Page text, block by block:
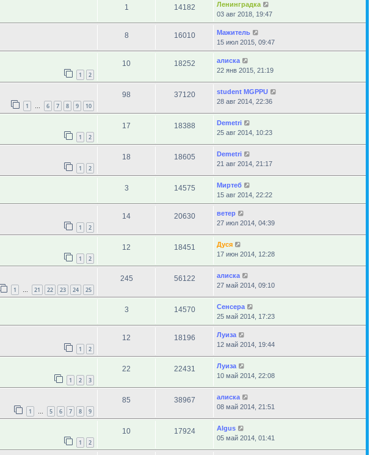
1 14182
Ленинградка
03 авг 2018, 19:47
8 16010
Мажитель
15 июл 2015, 09:47
1 2
10 18252
алиска
22 янв 2015, 21:19
1 … 6 7 8 9 10
98 37120
student MGPPU
28 авг 2014, 22:36
1 2
17 18388
Demetri
25 авг 2014, 10:23
1 2
18 18605
Demetri
21 авг 2014, 21:17
3 14575
Миртеб
15 авг 2014, 22:22
1 2
14 20630
ветер
27 июл 2014, 04:39
1 2
12 18451
Дуся
17 июн 2014, 12:28
1 … 21 22 23 24 25
245 56122
алиска
27 май 2014, 09:10
3 14570
Сенсера
25 май 2014, 17:23
1 2
12 18196
Луиза
12 май 2014, 19:44
1 2 3
22 22431
Луиза
10 май 2014, 22:08
1 … 5 6 7 8 9
85 38967
алиска
08 май 2014, 21:51
1 2
10 17924
Algus
05 май 2014, 01:41